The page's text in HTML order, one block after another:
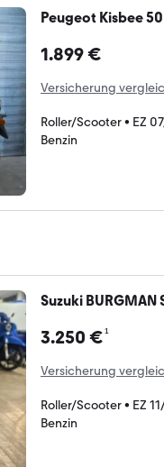
Peugeot Kisbee
1.899 €
Versicherung
Roller/Scooter• EZ
Benzin
Suzuki BURGMAN
3.250 €¹
Versicherung
Roller/Scooter• EZ
Benzin